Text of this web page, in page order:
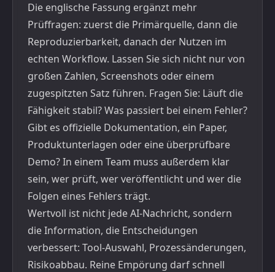
Die englische Fassung ergänzt mehr
Prüffragen: zuerst die Primärquelle, dann die
Reproduzierbarkeit, danach der Nutzen im
echten Workflow. Lassen Sie sich nicht nur von
großen Zahlen, Screenshots oder einem
zugespitzten Satz führen. Fragen Sie: Läuft die
Fähigkeit stabil? Was passiert bei einem Fehler?
Gibt es offizielle Dokumentation, ein Paper,
Produktunterlagen oder eine überprüfbare
Demo? In einem Team muss außerdem klar
sein, wer prüft, wer veröffentlicht und wer die
Folgen eines Fehlers trägt.
Wertvoll ist nicht jede AI-Nachricht, sondern
die Information, die Entscheidungen
verbessert: Tool-Auswahl, Prozessänderungen,
Risikoabbau. Reine Empörung darf schnell